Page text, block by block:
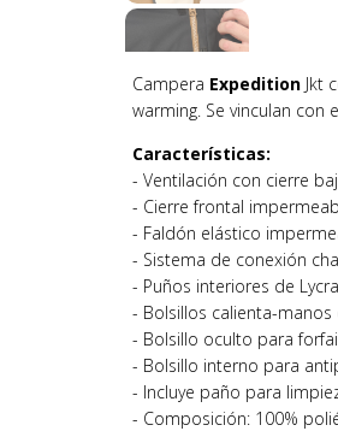
Campera Expedition Jkt
warming. Se vinculan
Características:
- Ventilación con cierre
- Cierre frontal
- Faldón elástico
- Sistema de conexión
- Puños interiores de
- Bolsillos calienta-
- Bolsillo oculto para
- Bolsillo interno para
- Incluye paño para
- Composición: 100%